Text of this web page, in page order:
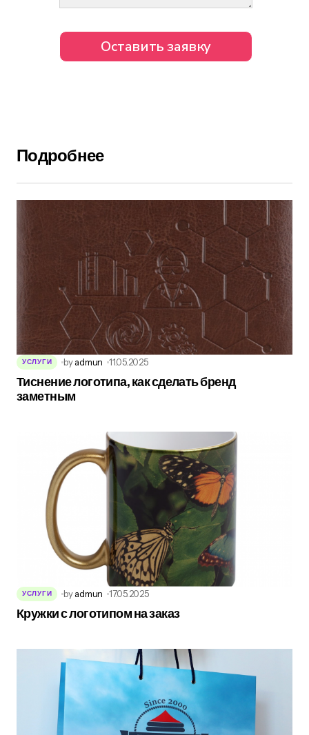
Подробнее
УСЛУГИ by admun 11.05.2025
Тиснение логотипа, как сделать бренд
заметным
УСЛУГИ by admun 17.05.2025
Кружки с логотипом на заказ